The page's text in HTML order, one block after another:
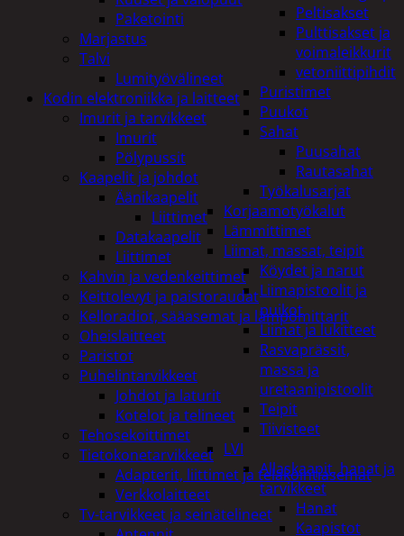
Peltisakset
Pulttisakset ja
voimaleikkurit
vetoniittipihdit
Puristimet
Puukot
Sahat
Puusahat
Rautasahat
Työkalusarjat
Korjaamotyökalut
Lämmittimet
Liimat, massat, teipit
Köydet ja narut
Liimapistoolit ja
puikot
Liimat ja lukitteet
Rasvaprässit,
massa ja
uretaanipistoolit
Teipit
Tiivisteet
LVI
Allaskaapit, hanat ja
tarvikkeet
Hanat
Kaapistot
Paketointi
Marjastus
Talvi
Lumityövälineet
Kodin elektroniikka ja laitteet
Imurit ja tarvikkeet
Imurit
Pölypussit
Kaapelit ja johdot
Äänikaapelit
Liittimet
Datakaapelit
Liittimet
Kahvin ja vedenkeittimet
Keittolevyt ja paistoraudat
Kelloradiot, sääasemat ja lämpömittarit
Oheislaitteet
Paristot
Puhelintarvikkeet
Johdot ja laturit
Kotelot ja telineet
Tehosekoittimet
Tietokonetarvikkeet
Adapterit, liittimet ja telakointiasemat
Verkkolaitteet
Tv-tarvikkeet ja seinätelineet